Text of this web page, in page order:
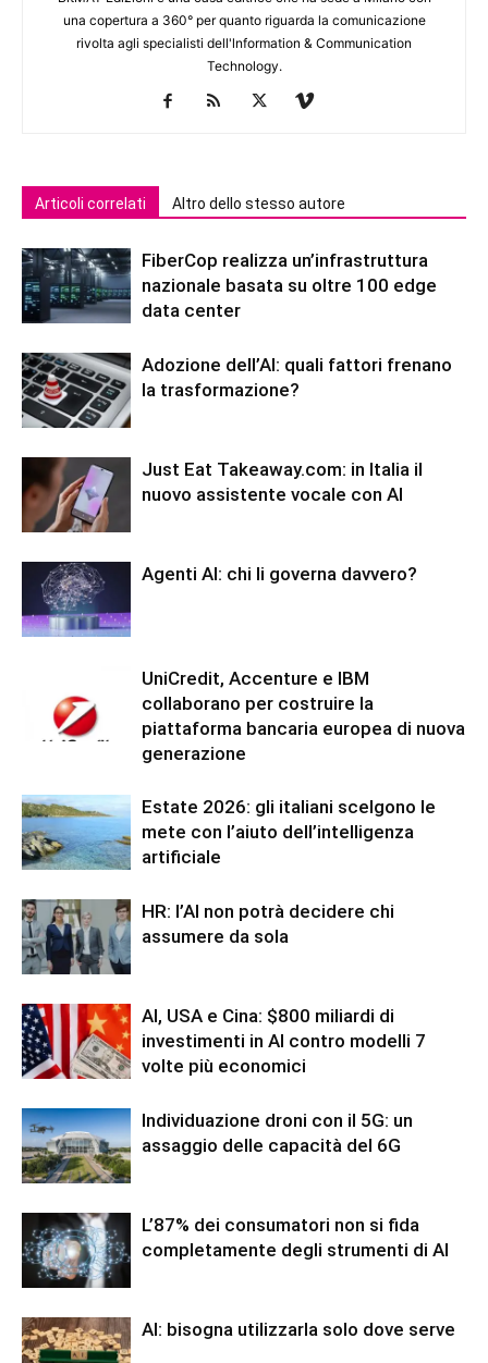
una copertura a 360° per quanto riguarda la comunicazione
rivolta agli specialisti dell'lnformation & Communication
Technology.
Articoli correlati Altro dello stesso autore
FiberCop realizza un’infrastruttura
nazionale basata su oltre 100 edge
data center
Adozione dell’AI: quali fattori frenano
la trasformazione?
Just Eat Takeaway.com: in Italia il
nuovo assistente vocale con AI
Agenti AI: chi li governa davvero?
UniCredit, Accenture e IBM
collaborano per costruire la
piattaforma bancaria europea di nuova
generazione
Estate 2026: gli italiani scelgono le
mete con l’aiuto dell’intelligenza
artificiale
HR: l’AI non potrà decidere chi
assumere da sola
AI, USA e Cina: $800 miliardi di
investimenti in AI contro modelli 7
volte più economici
Individuazione droni con il 5G: un
assaggio delle capacità del 6G
L’87% dei consumatori non si fida
completamente degli strumenti di AI
AI: bisogna utilizzarla solo dove serve